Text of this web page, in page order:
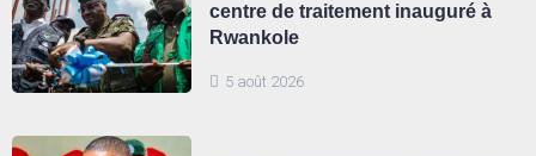
5 août 2026
centre de traitement inauguré à
Rwankole